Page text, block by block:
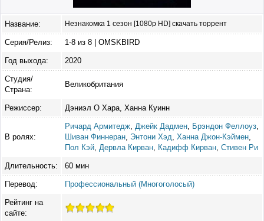
Название: Незнакомка 1 сезон [1080p HD] скачать торрент
Серия/Релиз: 1-8 из 8 | OMSKBIRD
Год выхода: 2020
Студия/
Страна:
Великобритания
Режиссер: Дэниэл О Хара, Ханна Куинн
В ролях:
Ричард Армитедж Джейк Дадмен Брэндон Феллоуз
Шиван Финнеран Энтони Хэд Ханна Джон-Кэймен
Пол Кэй Дервла Кирван Кадифф Кирван Стивен Ри
Длительность: 60 мин
Перевод: Профессиональный (Многоголосый)
Рейтинг на
сайте: